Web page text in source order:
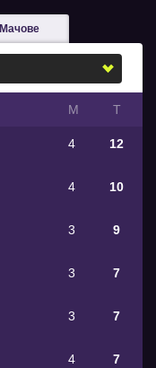
Мачове
М Т
4 12
4 10
3 9
3 7
3 7
4 7